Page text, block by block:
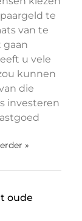
te
van te
gaan
u vele
kunnen
die
investeren
»
oude